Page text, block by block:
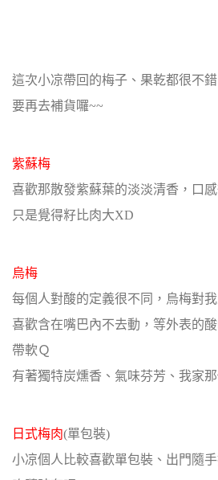
這次小凉帶回的梅子、果乾都很不
要再去補貨囉~~
紫蘇梅
喜歡那散發紫蘇葉的淡淡清香，口
只是覺得籽比肉大XD
烏梅
每個人對酸的定義很不同，烏梅對
喜歡含在嘴巴內不去動，等外表的
帶軟Ｑ
有著獨特炭燻香、氣味芬芳、我家
日式梅肉(單包裝)
小凉個人比較喜歡單包裝、出門隨